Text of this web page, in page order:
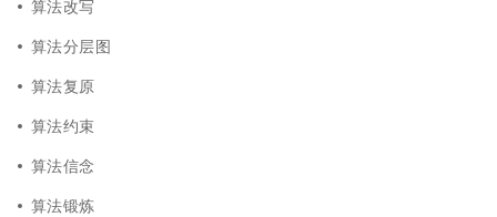
算法改写
算法分层图
算法复原
算法约束
算法信念
算法锻炼